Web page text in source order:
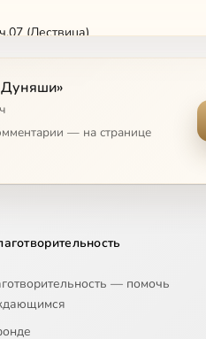
(Лествица)
(Лествица)
(Лествица)
(Лествица)
Дуняши»
— на странице
— помочь